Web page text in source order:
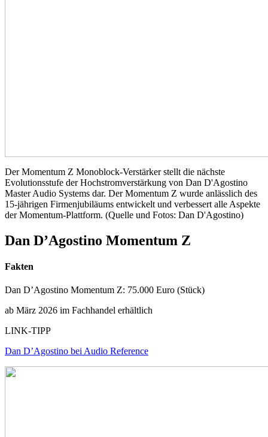
Der Momentum Z Monoblock-Verstärker stellt die nächste
Evolutionsstufe der Hochstromverstärkung von Dan D'Agostino
Master Audio Systems dar. Der Momentum Z wurde anlässlich des
15-jährigen Firmenjubiläums entwickelt und verbessert alle Aspekte
der Momentum-Plattform. (Quelle und Fotos: Dan D'Agostino)
Dan D’Agostino Momentum Z
Fakten
Dan D’Agostino Momentum Z: 75.000 Euro (Stück)
ab März 2026 im Fachhandel erhältlich
LINK-TIPP
Dan D’Agostino bei Audio Reference